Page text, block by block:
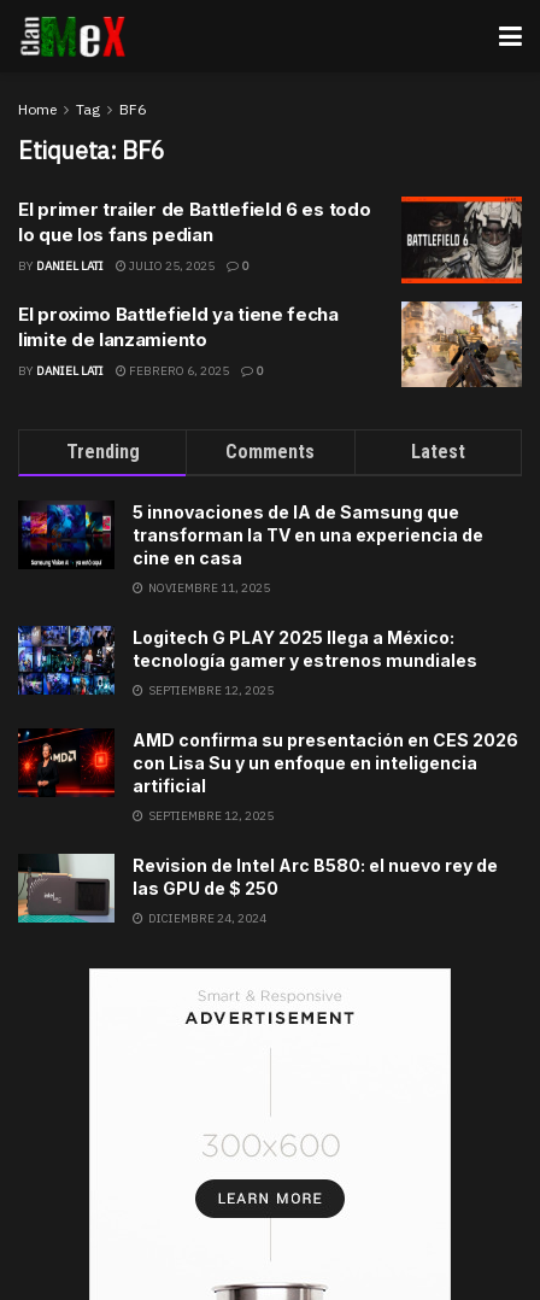
Home Tag BF6
Etiqueta: BF6
El primer trailer de Battlefield 6 es todo
lo que los fans pedian
BY DANIEL LATI JULIO 25, 2025 0
El proximo Battlefield ya tiene fecha
limite de lanzamiento
BY DANIEL LATI FEBRERO 6, 2025 0
Trending Comments Latest
5 innovaciones de IA de Samsung que
transforman la TV en una experiencia de
cine en casa
NOVIEMBRE 11, 2025
Logitech G PLAY 2025 llega a México:
tecnología gamer y estrenos mundiales
SEPTIEMBRE 12, 2025
AMD confirma su presentación en CES 2026
con Lisa Su y un enfoque en inteligencia
artificial
SEPTIEMBRE 12, 2025
Revision de Intel Arc B580: el nuevo rey de
las GPU de $ 250
DICIEMBRE 24, 2024